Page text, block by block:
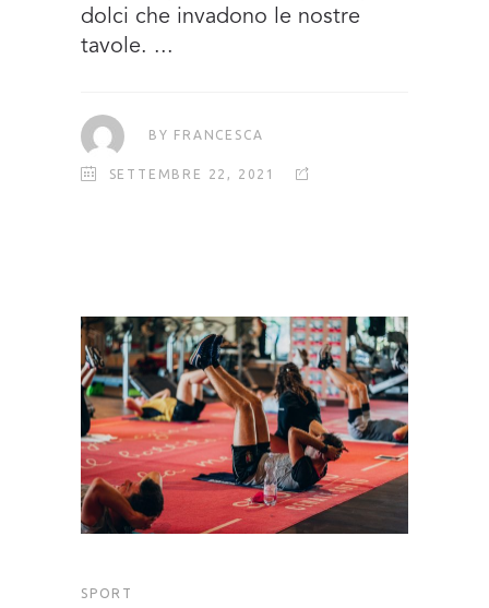
dolci che invadono le nostre
tavole.
BY FRANCESCA
SETTEMBRE 22, 2021
SPORT